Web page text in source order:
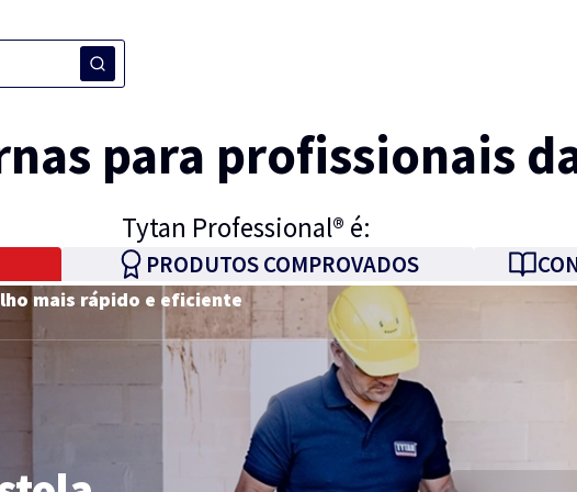
para profissionais
Tytan Professional® é:
PRODUTOS COMPROVADOS
mais rápido e eficiente
dos produtos
a execução dos trabalhos